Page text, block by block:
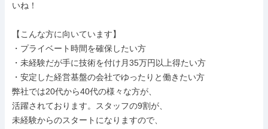
いね！
【こんな方に向いています】
・プライベート時間を確保したい方
・未経験だが手に技術を付け月35万円以上得たい方
・安定した経営基盤の会社でゆったりと働きたい方
弊社では20代から40代の様々な方が、
活躍されております。スタッフの9割が、
未経験からのスタートになりますので、